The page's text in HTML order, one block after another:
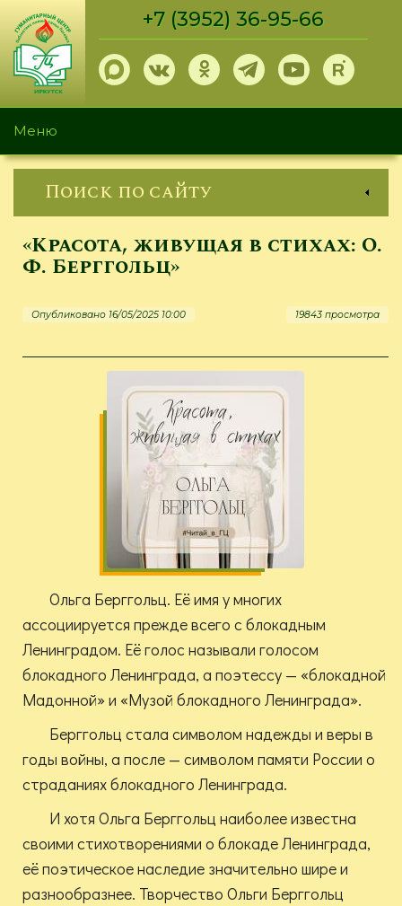
Перейти
основному
содержанию
+7 (3952) 36-95-66
Меню
Поиск по сайту
«Красота, живущая в стихах: О.
Ф. Берггольц»
Опубликовано 16/05/2025 10:00 19843 просмотра
Ольга Берггольц. Её имя у многих
ассоциируется прежде всего с блокадным
Ленинградом. Её голос называли голосом
блокадного Ленинграда, а поэтессу — «блокадной
Мадонной» и «Музой блокадного Ленинграда».
Берггольц стала символом надежды и веры в
годы войны, а после — символом памяти России о
страданиях блокадного Ленинграда.
И хотя Ольга Берггольц наиболее известна
своими стихотворениями о блокаде Ленинграда,
её поэтическое наследие значительно шире и
разнообразнее. Творчество Ольги Берггольц